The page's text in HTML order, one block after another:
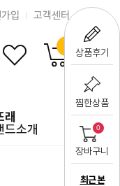
상품후기
찜한상품
0
장바구니
최근 본
입 고객센터
래
드소개